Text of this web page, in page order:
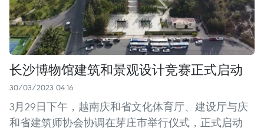
长沙博物馆建筑和景观设计竞赛正式启动
30/03/2023 04:16
3月29日下午，越南庆和省文化体育厅、建设厅与庆
和省建筑师协会协调在芽庄市举行仪式，正式启动